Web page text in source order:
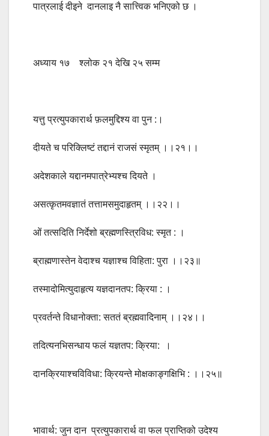
पात्रलाई दीइने दानलाइ नै सात्त्विक भनिएको छ ।
अध्याय १७ श्लोक २१ देखि २५ सम्म
यत्तु प्रत्युपकारार्थ फ़लमुद्दिश्य वा पुन :।
दीयते च परिक्लिष्टं तद्दानं राजसं स्मृतम् ।।२१।।
अदेशकाले यद्दानमपात्रेभ्यश्च दियते ।
असत्कृतमवज्ञातं तत्तामसमुदाहृतम् ।।२२।।
ओं तत्सदिति निर्देशो ब्रह्मणस्त्रिविध: स्मृत : ।
ब्राह्मणास्तेन वेदाश्च यज्ञाश्च विहिता: पुरा ।।२३॥
तस्मादोमित्युदाहृत्य यज्ञदानतप: क्रिया : ।
प्रवर्तन्ते विधानोक्ता: सततं ब्रह्मवादिनाम् ।।२४।।
तदित्यनभिसन्धाय फलं यज्ञतप: क्रिया: ।
दानक्रियाश्चविविधा: क्रियन्ते मोक्षकाङ्गक्षिभि : ।।२५॥
भावार्थ: जुन दान प्रत्युपकारार्थ वा फल प्राप्तिको उदेश्य